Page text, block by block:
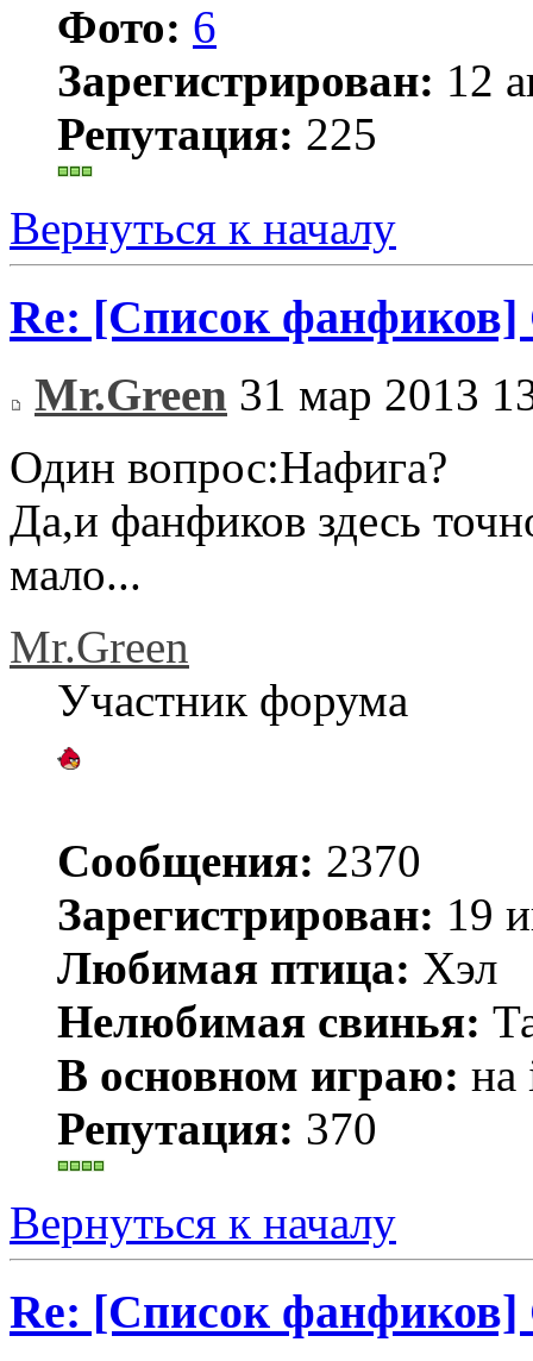
Фото: 6
Зарегистрирован: 12
Репутация: 225
Вернуться к началу
Re: [Список фанфиков]
Mr.Green 31 мар 2013
Один вопрос:Нафига?
Да,и фанфиков здесь
мало...
Mr.Green
Участник форума
Сообщения: 2370
Зарегистрирован: 19
Любимая птица: Хэл
Нелюбимая свинья:
В основном играю: на
Репутация: 370
Вернуться к началу
Re: [Список фанфиков]